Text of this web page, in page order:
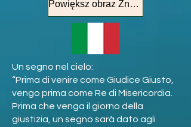
Powiększ obraz Znak na Niebie
Un segno nel cielo:
“Prima di venire come Giudice Giusto,
vengo prima come Re di Misericordia.
Prima che venga il giorno della
giustizia, un segno sarà dato agli